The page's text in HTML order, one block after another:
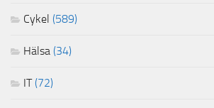
Cykel (589)
Hälsa (34)
IT(72)